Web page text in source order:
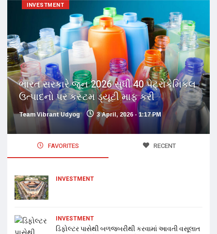
INVESTMENT
ભારત સરકારે જૂન 2026 સુધી 40 પેટ્રોકેમિકલ
ઉત્પાદનો પર કસ્ટમ ડ્યૂટી માફ કરી
Team Vibrant Udyog 3 April, 2026 - 1:17 PM
FAVORITES RECENT
INVESTMENT
INVESTMENT
ડિફોલ્ટર પાસેથી બળજબરીથી કરવામાં આવતી વસૂલાત